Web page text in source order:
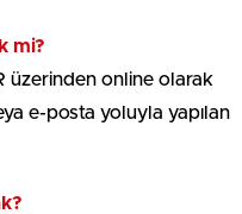
mi?
üzerinden online olarak
e-posta yoluyla yapılan